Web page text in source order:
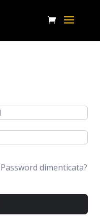
Password dimenticata?